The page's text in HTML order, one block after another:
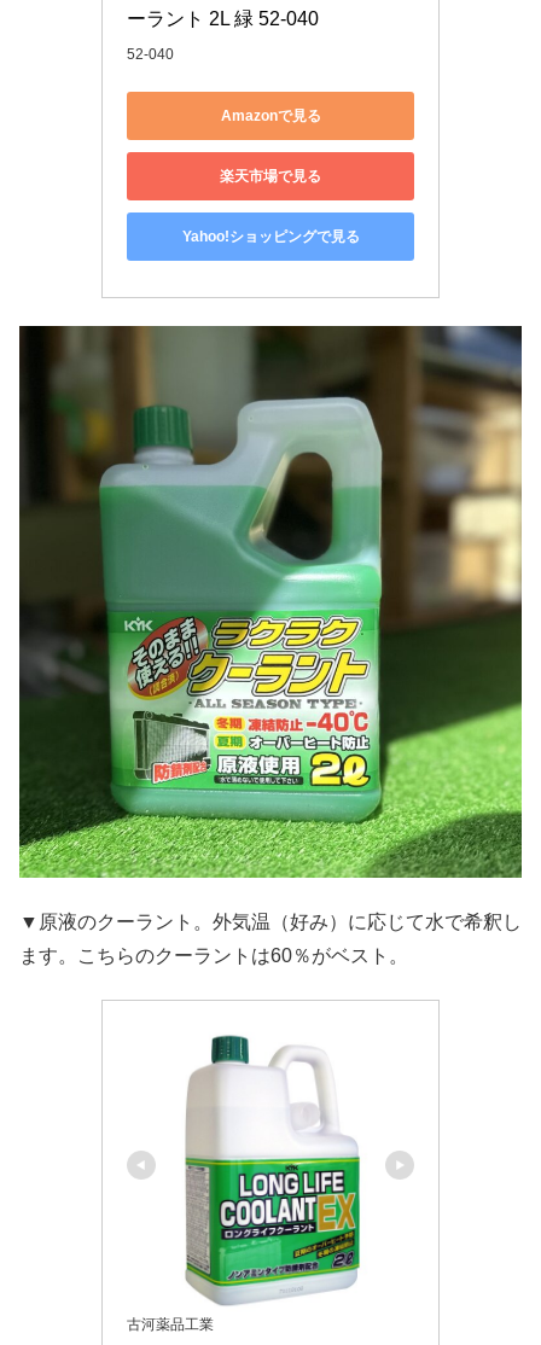
ーラント 2L 緑 52-040
52-040
Amazonで見る
楽天市場で見る
Yahoo!ショッピングで見る
▼原液のクーラント。外気温（好み）に応じて水で希釈し
ます。こちらのクーラントは60％がベスト。
古河薬品工業